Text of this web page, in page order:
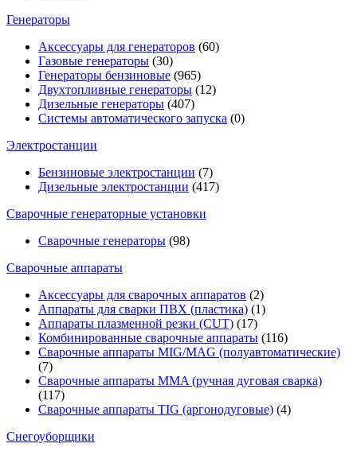
Генераторы
Аксессуары для генераторов (60)
Газовые генераторы (30)
Генераторы бензиновые (965)
Двухтопливные генераторы (12)
Дизельные генераторы (407)
Системы автоматического запуска (0)
Электростанции
Бензиновые электростанции (7)
Дизельные электростанции (417)
Сварочные генераторные установки
Сварочные генераторы (98)
Сварочные аппараты
Аксессуары для сварочных аппаратов (2)
Аппараты для сварки ПВХ (пластика) (1)
Аппараты плазменной резки (CUT) (17)
Комбинированные сварочные аппараты (116)
Сварочные аппараты MIG/MAG (полуавтоматические)
(7)
Сварочные аппараты MMA (ручная дуговая сварка)
(117)
Сварочные аппараты TIG (аргонодуговые) (4)
Снегоуборщики